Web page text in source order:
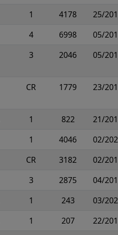
1 4178
25/
4 6998
05/
3 2046 05/
CR 1779 23/
1 822
21/
1 4046
02/
CR 3182
02/
3 2875
04/
1 243
03/
1 207
22/